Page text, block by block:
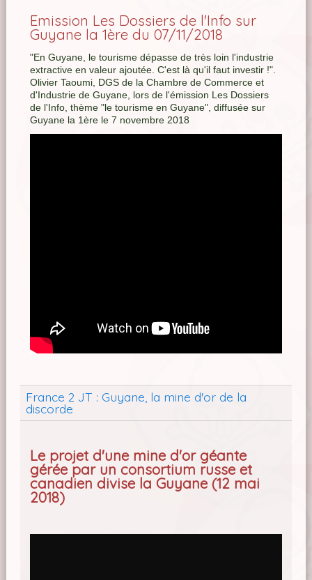
Emission Les Dossiers de l'Info sur
Guyane la 1ère du 07/11/2018
"En Guyane, le tourisme dépasse de très loin l'industrie
extractive en valeur ajoutée. C'est là qu'il faut investir !".
Olivier Taoumi, DGS de la Chambre de Commerce et
d'Industrie de Guyane, lors de l'émission Les Dossiers
de l'Info, thème "le tourisme en Guyane", diffusée sur
Guyane la 1ère le 7 novembre 2018
France 2 JT : Guyane, la mine d'or de la
discorde
Le projet d'une mine d'or géante
gérée par un consortium russe et
canadien divise la Guyane (12 mai
2018)